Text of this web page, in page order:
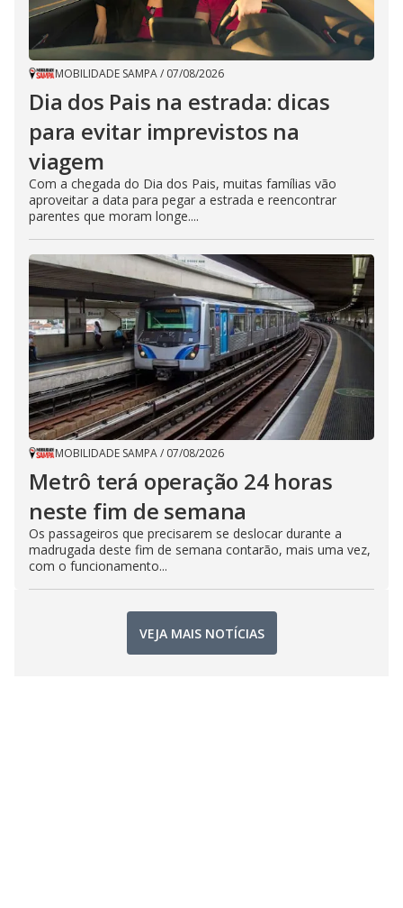
MOBILIDADE SAMPA/ 07/08/2026
Dia dos Pais na estrada: dicas
para evitar imprevistos na
viagem
Com a chegada do Dia dos Pais, muitas famílias vão
aproveitar a data para pegar a estrada e reencontrar
parentes que moram longe....
MOBILIDADE SAMPA/ 07/08/2026
Metrô terá operação 24 horas
neste fim de semana
Os passageiros que precisarem se deslocar durante a
madrugada deste fim de semana contarão, mais uma vez,
com o funcionamento...
VEJA MAIS NOTÍCIAS